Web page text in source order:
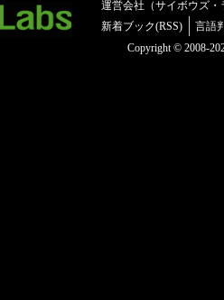
運営会社（サイボウズ・
新着ブック(RSS)
言語
Copyright © 2008-